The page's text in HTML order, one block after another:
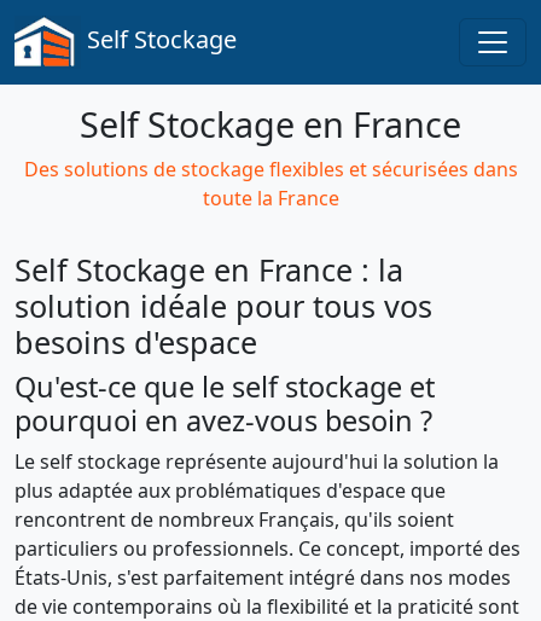
Self Stockage
Self Stockage en France
Des solutions de stockage flexibles et sécurisées dans
toute la France
Self Stockage en France : la
solution idéale pour tous vos
besoins d'espace
Qu'est-ce que le self stockage et
pourquoi en avez-vous besoin ?
Le self stockage représente aujourd'hui la solution la
plus adaptée aux problématiques d'espace que
rencontrent de nombreux Français, qu'ils soient
particuliers ou professionnels. Ce concept, importé des
États-Unis, s'est parfaitement intégré dans nos modes
de vie contemporains où la flexibilité et la praticité sont